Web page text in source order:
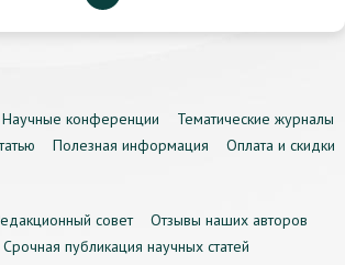
Научные конференции
Тематические журналы
Полезная информация
Оплата и скидки
совет
Отзывы наших авторов
Срочная публикация научных статей